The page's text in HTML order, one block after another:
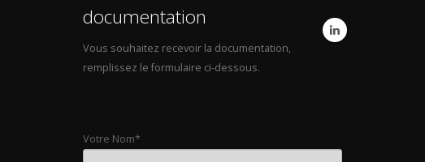
documentation
Vous souhaitez recevoir la documentation,
remplissez le formulaire ci-dessous.
Votre Nom*